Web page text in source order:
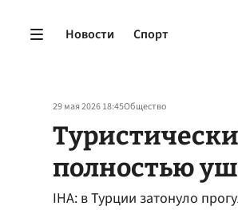
Новости Спорт
29 мая 2026 18:45Общество
полностью
IHA: в Турции затонуло